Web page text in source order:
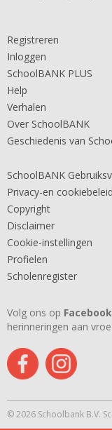
Registreren
Inloggen
SchoolBANK PLUS
Help
Verhalen
Over SchoolBANK
Geschiedenis van
SchoolBANK
Privacy-en cookiebeleid
Copyright
Disclaimer
Cookie-instellingen
Profielen
Scholenregister
Volg ons op Facebook
herinneringen aan
© 2026 Schoolbank B.V.